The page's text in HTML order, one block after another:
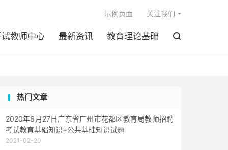
教师中心 最新资讯 教育理论基础 
示例页面 关注我们
热门文章
2020年6月27日广东省广州市花都区教育局教师招聘
考试教育基础知识+公共基础知识试题
2021-02-20